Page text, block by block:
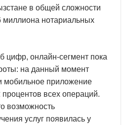
в общей сложности
нотариальных
цифр, онлайн-сегмент пока
на данный момент
мобильное приложение
всех операций.
возможность
услуг появилась у